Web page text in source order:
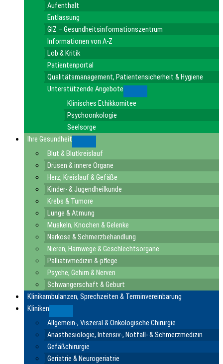
Aufenthalt
Entlassung
GIZ – Gesundheitsinformationszentrum
Informationen von A-Z
Lob & Kritik
Patientenportal
Qualitätsmanagement, Patientensicherheit & Hygiene
Unterstützende Angebote
Klinisches Ethikkomitee
Psychoonkologie
Seelsorge
Ihre Gesundheit
Blut & Blutkreislauf
Drüsen & innere Organe
Herz, Kreislauf & Gefäße
Kinder- & Jugendheilkunde
Krebs & Tumore
Lunge & Atmung
Muskeln, Knochen & Gelenke
Narkose & Schmerzbehandlung
Nieren, Harnwege & Geschlechtsorgane
Palliativmedizin &-pflege
Psyche, Gehirn & Nerven
Schwangerschaft & Geburt
Klinikambulanzen, Sprechzeiten & Terminvereinbarung
Kliniken
Allgemein-, Viszeral & Onkologische Chirurgie
Anästhesiologie, Intensiv-, Notfall- & Schmerzmedizin
Gefäßchirurgie
Geriatrie & Neurogeriatrie